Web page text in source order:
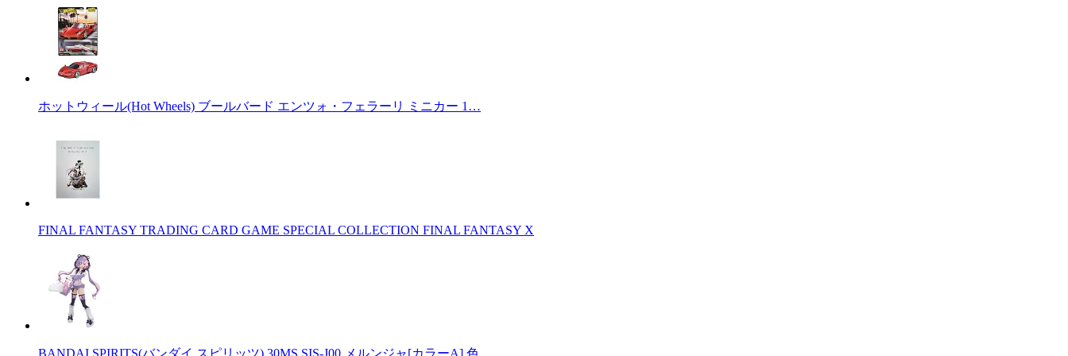
ホットウィール(Hot Wheels) ブールバード エンツォ・フェラーリ ミニカー 1…
FINAL FANTASY TRADING CARD GAME SPECIAL COLLECTION FINAL FANTASY X
BANDAI SPIRITS(バンダイ スピリッツ) 30MS SIS-J00 メルンジャ[カラーA] 色…